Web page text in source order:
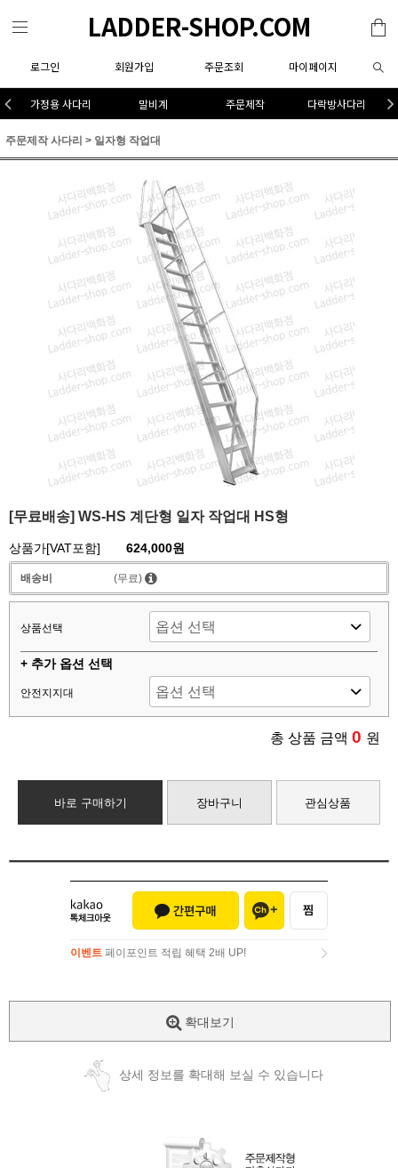
LADDER-SHOP.COM
로그인 회원가입 주문조회 마이페이지
가정용 사다리 말비계 주문제작 다락방사다리
주문제작 사다리 > 일자형 작업대
[무료배송] WS-HS 계단형 일자 작업대 HS형
상품가[VAT포함] 624,000원
배송비 (무료)
상품선택
+ 추가 옵션 선택
안전지지대
총 상품 금액 0 원
바로 구매하기 장바구니 관심상품
이벤트 페이포인트 적립 혜택 2배 UP!
확대보기
상세 정보를 확대해 보실 수 있습니다